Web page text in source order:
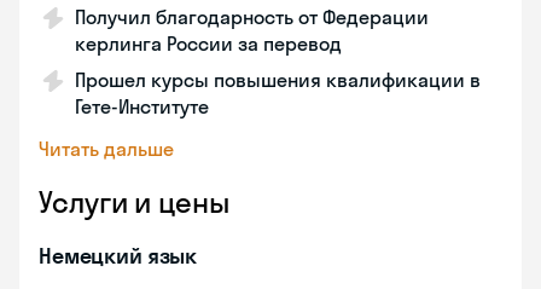
Получил благодарность от Федерации
керлинга России за перевод
Прошел курсы повышения квалификации в
Гете-Институте
Читать дальше
Услуги и цены
Немецкий язык